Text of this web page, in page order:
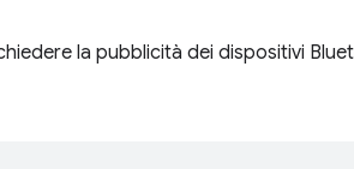
la pubblicità dei dispositivi